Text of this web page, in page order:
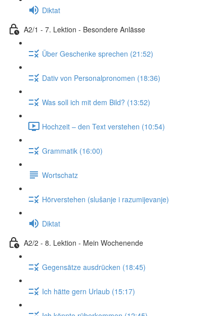
Diktat
A2/1 - 7. Lektion - Besondere Anlässe
Über Geschenke sprechen (21:52)
Dativ von Personalpronomen (18:36)
Was soll ich mit dem Bild? (13:52)
Hochzeit – den Text verstehen (10:54)
Grammatik (16:00)
Wortschatz
Hörverstehen (slušanje i razumijevanje)
Diktat
A2/2 - 8. Lektion - Mein Wochenende
Gegensätze ausdrücken (18:45)
Ich hätte gern Urlaub (15:17)